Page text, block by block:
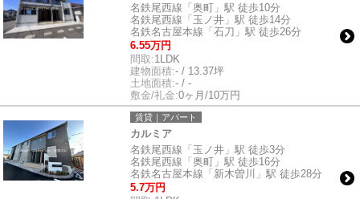
名鉄尾西線「奥町」駅 徒歩10分
名鉄尾西線「玉ノ井」駅 徒歩14分
名鉄名古屋本線「石刀」駅 徒歩26分
6.55万円
間取:1LDK
建物面積:- / 13.37坪
土地面積:- / -
敷金/礼金:0ヶ月/10万円
賃貸｜アパート
カルミア
名鉄尾西線「玉ノ井」駅 徒歩3分
名鉄尾西線「奥町」駅 徒歩16分
名鉄名古屋本線「新木曽川」駅 徒歩28分
5.7万円